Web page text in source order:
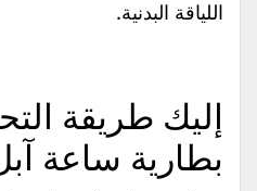
اللياقة البدنية.
إليك طريقة
بطارية ساعة